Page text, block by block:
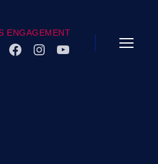
ENGAGEMENT
FACEBOOKINSTAGRAM
YOUTUBE